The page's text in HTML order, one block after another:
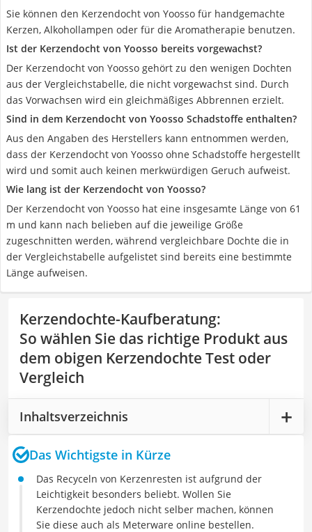
Sie können den Kerzendocht von Yoosso für handgemachte
Kerzen, Alkohollampen oder für die Aromatherapie benutzen.
Ist der Kerzendocht von Yoosso bereits vorgewachst?
Der Kerzendocht von Yoosso gehört zu den wenigen Dochten
aus der Vergleichstabelle, die nicht vorgewachst sind. Durch
das Vorwachsen wird ein gleichmäßiges Abbrennen erzielt.
Sind in dem Kerzendocht von Yoosso Schadstoffe enthalten?
Aus den Angaben des Herstellers kann entnommen werden,
dass der Kerzendocht von Yoosso ohne Schadstoffe hergestellt
wird und somit auch keinen merkwürdigen Geruch aufweist.
Wie lang ist der Kerzendocht von Yoosso?
Der Kerzendocht von Yoosso hat eine insgesamte Länge von 61
m und kann nach belieben auf die jeweilige Größe
zugeschnitten werden, während vergleichbare Dochte die in
der Vergleichstabelle aufgelistet sind bereits eine bestimmte
Länge aufweisen.
Kerzendochte-Kaufberatung:
So wählen Sie das richtige Produkt aus
dem obigen Kerzendochte Test oder
Vergleich
Inhaltsverzeichnis
Das Wichtigste in Kürze
Das Recyceln von Kerzenresten ist aufgrund der
Leichtigkeit besonders beliebt. Wollen Sie
Kerzendochte jedoch nicht selber machen, können
Sie diese auch als Meterware online bestellen.